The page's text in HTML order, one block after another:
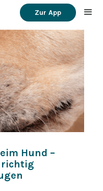
Zur App
Hund –
richtig